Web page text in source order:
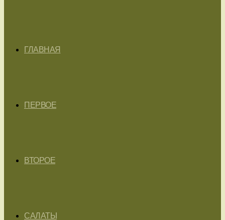
ГЛАВНАЯ
ПЕРВОЕ
ВТОРОЕ
САЛАТЫ